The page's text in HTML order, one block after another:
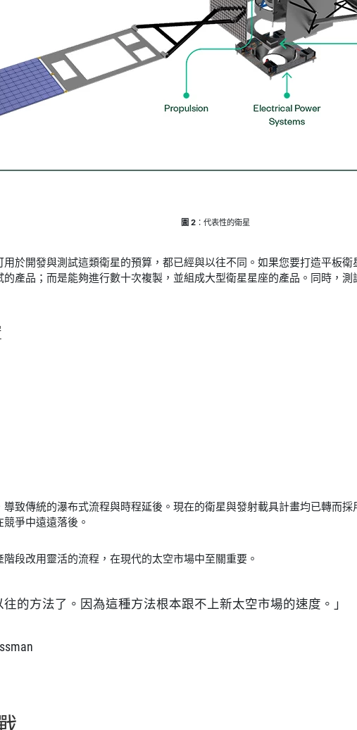
圖 2 ：代表性的衛星
於開發與測試這類衛星的預算，都已經與以往不同。如果您要打造平板
產品；而是能夠進行數十次複製，並組成大型衛星星座的產品。同時，
致傳統的瀑布式流程與時程延後。現在的衛星與發射載具計畫均已轉而
爭中遠遠落後。
段改用靈活的流程，在現代的太空市場中至關重要。
往的方法了。因為這種方法根本跟不上新太空市場的速度。」